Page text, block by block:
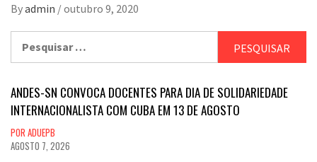
Byadmin /outubro 9, 2020
por:
ANDES-SN CONVOCA DOCENTES PARA DIA DE SOLIDARIEDADE
INTERNACIONALISTA COM CUBA EM 13 DE AGOSTO
POR ADUEPB
AGOSTO 7, 2026